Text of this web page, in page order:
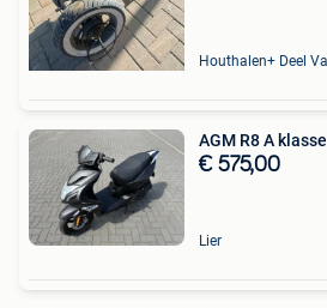
AGM R8 A klasse
€ 575,00
Lier